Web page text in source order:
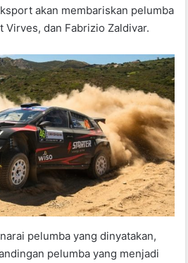
akan membariskan pelumba
Virves, dan Fabrizio Zaldivar.
pelumba yang dinyatakan,
pelumba yang menjadi